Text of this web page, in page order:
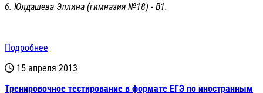
6. Юлдашева Эллина (гимназия №18) - В1.
Подробнее
15 апреля 2013
Тренировочное тестирование в формате ЕГЭ по иностранным